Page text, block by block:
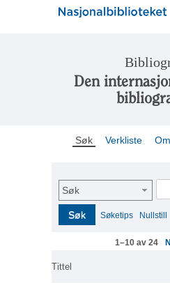
Den
Søk Verkliste
Søk
Søk Søketips Nullstill
1–10 av 24
Tittel